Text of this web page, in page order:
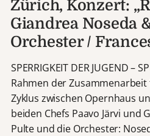
Zürich, Konzert:
Giandrea Noseda
Orchester /
SPERRIGKEIT DER JUGEND –
Rahmen der
Zyklus zwischen Opernhaus
beiden Chefs Paavo Järvi und
Pulte und die Orchester: